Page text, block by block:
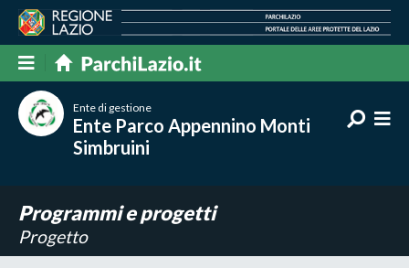
Ente di gestione
Ente Parco Appennino Monti
Simbruini
Programmi e progetti
Progetto